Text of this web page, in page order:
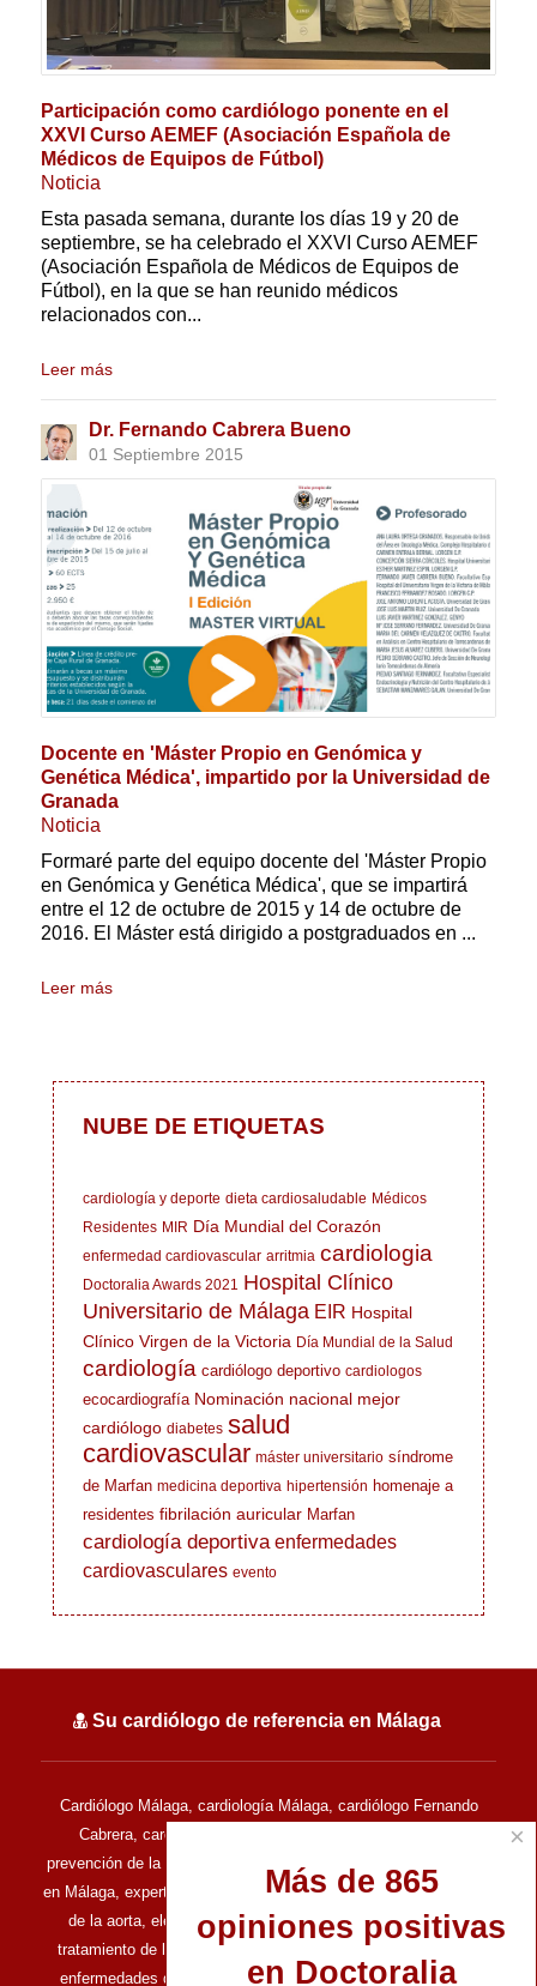
Participación como cardiólogo ponente en el
XXVI Curso AEMEF (Asociación Española de
Médicos de Equipos de Fútbol)
Noticia
Esta pasada semana, durante los días 19 y 20 de
septiembre, se ha celebrado el XXVI Curso AEMEF
(Asociación Española de Médicos de Equipos de
Fútbol), en la que se han reunido médicos
relacionados con...
Leer más
Dr. Fernando Cabrera Bueno
01 Septiembre 2015
Docente en 'Máster Propio en Genómica y
Genética Médica', impartido por la Universidad de
Granada
Noticia
Formaré parte del equipo docente del 'Máster Propio
en Genómica y Genética Médica', que se impartirá
entre el 12 de octubre de 2015 y 14 de octubre de
2016. El Máster está dirigido a postgraduados en ...
Leer más
NUBE DE ETIQUETAS
cardiología y deporte dieta cardiosaludable Médicos
Residentes MIR Día Mundial del Corazón
enfermedad cardiovascular arritmia cardiologia
Doctoralia Awards 2021 Hospital Clínico
Universitario de Málaga EIR Hospital
Clínico Virgen de la Victoria Día Mundial de la Salud
cardiología cardiólogo deportivo cardiologos
ecocardiografía Nominación nacional mejor
cardiólogo diabetes salud
cardiovascular máster universitario síndrome
de Marfan medicina deportiva hipertensión homenaje a
residentes fibrilación auricular Marfan
cardiología deportiva enfermedades
cardiovasculares evento
Su cardiólogo de referencia en Málaga
Cardiólogo Málaga, cardiología Málaga, cardiólogo Fernando
Cabrera, cardiología del deporte, cardiología deportiva,
prevención de la muerte súbita en el deporte, cardiología clínica
en Málaga, experto en ecocardiografía, experto en enfermedades
de la aorta, electrocardiografía, ecocardiografía de estrés,
tratamiento de las enfermedades del corazón, tratamiento de
enfermedades del corazón, enfermedades cardiovasculares,
×
Más de 865
opiniones positivas
en Doctoralia